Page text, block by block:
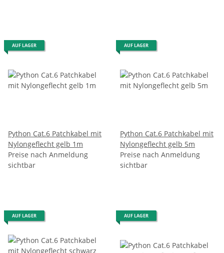
AUF LAGER
Python Cat.6 Patchkabel mit
Nylongeflecht gelb 1m
Preise nach Anmeldung
sichtbar
AUF LAGER
Python Cat.6 Patchkabel mit
Nylongeflecht gelb 5m
Preise nach Anmeldung
sichtbar
AUF LAGER AUF LAGER